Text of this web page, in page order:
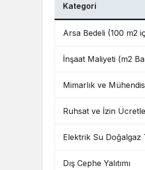
Kategori
Arsa Bedeli (100 m2
İnşaat Maliyeti (m2
Mimarlık ve
Ruhsat ve İzin
Elektrik Su Doğalgaz
Dış Cephe Yalıtımı